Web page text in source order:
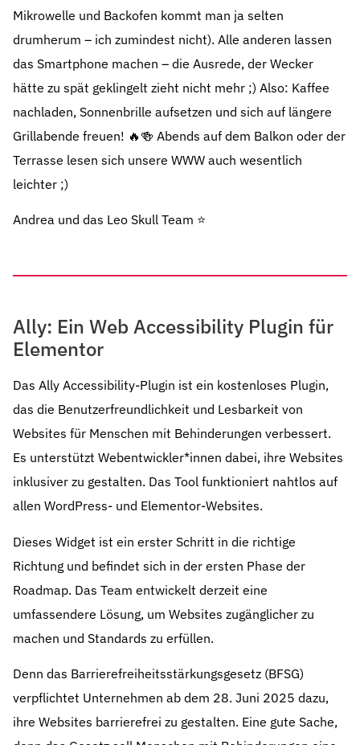
Mikrowelle und Backofen kommt man ja selten
drumherum – ich zumindest nicht). Alle anderen lassen
das Smartphone machen – die Ausrede, der Wecker
hätte zu spät geklingelt zieht nicht mehr ;) Also: Kaffee
nachladen, Sonnenbrille aufsetzen und sich auf längere
Grillabende freuen! 🔥🍻 Abends auf dem Balkon oder der
Terrasse lesen sich unsere WWW auch wesentlich
leichter ;)
Andrea und das Leo Skull Team ⭐️
Ally: Ein Web Accessibility Plugin für
Elementor
Das Ally Accessibility-Plugin ist ein kostenloses Plugin,
das die Benutzerfreundlichkeit und Lesbarkeit von
Websites für Menschen mit Behinderungen verbessert.
Es unterstützt Webentwickler*innen dabei, ihre Websites
inklusiver zu gestalten. Das Tool funktioniert nahtlos auf
allen WordPress- und Elementor-Websites.
Dieses Widget ist ein erster Schritt in die richtige
Richtung und befindet sich in der ersten Phase der
Roadmap. Das Team entwickelt derzeit eine
umfassendere Lösung, um Websites zugänglicher zu
machen und Standards zu erfüllen.
Denn das Barrierefreiheitsstärkungsgesetz (BFSG)
verpflichtet Unternehmen ab dem 28. Juni 2025 dazu,
ihre Websites barrierefrei zu gestalten. Eine gute Sache,